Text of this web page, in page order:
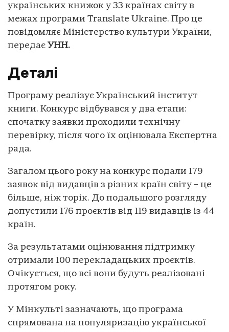
українських книжок у 33 країнах світу в
межах програми Translate Ukraine. Про це
повідомляє Міністерство культури України,
передає УНН.
Деталі
Програму реалізує Український інститут
книги. Конкурс відбувався у два етапи:
спочатку заявки проходили технічну
перевірку, після чого їх оцінювала Експертна
рада.
Загалом цього року на конкурс подали 179
заявок від видавців з різних країн світу – це
більше, ніж торік. До подальшого розгляду
допустили 176 проєктів від 119 видавців із 44
країн.
За результатами оцінювання підтримку
отримали 100 перекладацьких проєктів.
Очікується, що всі вони будуть реалізовані
протягом року.
У Мінкульті зазначають, що програма
спрямована на популяризацію української